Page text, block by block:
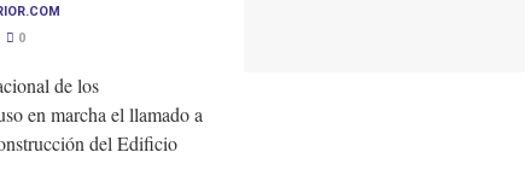
0
de los
en marcha el llamado a
del Edificio